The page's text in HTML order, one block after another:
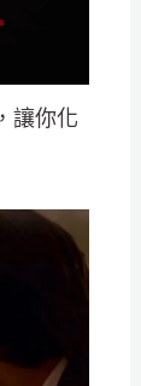
讓你化